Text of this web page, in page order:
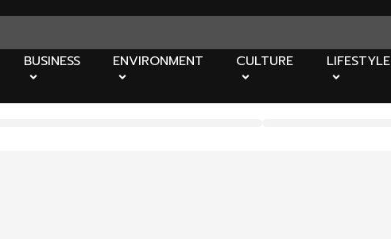
BUSINESS ENVIRONMENT CULTURE LIFESTYLE